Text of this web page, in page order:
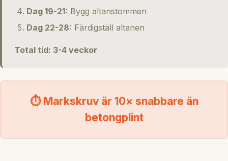
Dag 19-21: Bygg altanstommen
Dag 22-28: Färdigställ altanen
Total tid: 3-4 veckor
⏱️ Markskruv är 10× snabbare än
betongplint